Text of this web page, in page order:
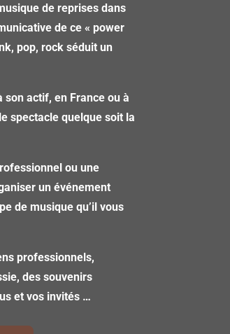
de reprises dans
de ce « power
pop, rock séduit un
son actif, en France ou à
spectacle quelque soit la
ou une
un événement
de musique qu’il vous
professionnels,
des souvenirs
et vos invités …